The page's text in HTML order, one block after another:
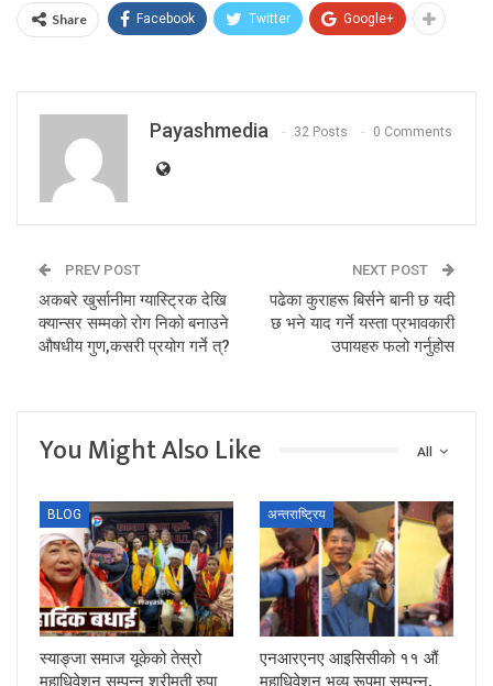
Share Facebook Twitter Google+
Payashmedia 32 Posts 0 Comments
PREV POST
अकबरे खुर्सानीमा ग्यास्ट्रिक देखि
क्यान्सर सम्मको रोग निको बनाउने
औषधीय गुण,कसरी प्रयोग गर्ने त्?
NEXT POST
पढेका कुराहरू बिर्सने बानी छ यदी
छ भने याद गर्ने यस्ता प्रभावकारी
उपायहरु फलो गर्नुहोस
All
You Might Also Like
BLOG
स्याङ्जा समाज यूकेको तेस्रो
महाधिवेशन सम्पन्न श्रीमती रुपा
अन्तराष्ट्रिय
एनआरएनए आइसिसीको ११ औं
महाधिवेशन भव्य रूपमा सम्पन्न,